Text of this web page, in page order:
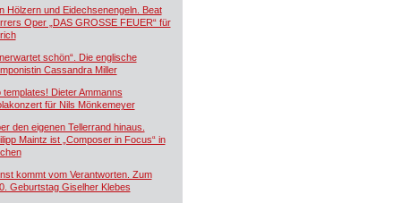
Hölzern und Eidechsenengeln. Beat
Oper „DAS GROSSE FEUER“ für
schön“. Die englische
Cassandra Miller
templates! Dieter Ammanns
für Nils Mönkemeyer
den eigenen Tellerrand hinaus.
Maintz ist „Composer in Focus“ in
kommt vom Verantworten. Zum
Geburtstag Giselher Klebes